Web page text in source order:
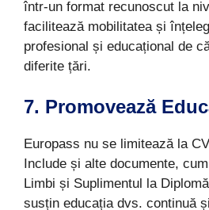
într-un format recunoscut la
facilitează mobilitatea și
profesional și educațional de
diferite țări.
7. Promovează
Europass nu se limitează la
Include și alte documente,
Limbi și Suplimentul la
susțin educația dvs. continuă